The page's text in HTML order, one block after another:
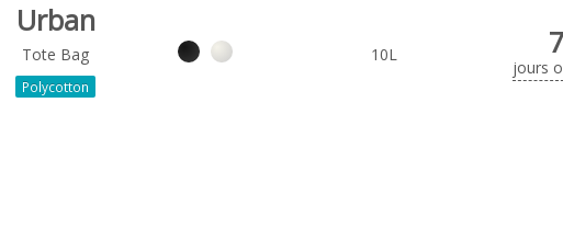
Urban
Tote Bag
Polycotton
10L 7
jours